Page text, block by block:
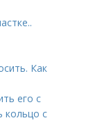
Как
его с
кольцо с